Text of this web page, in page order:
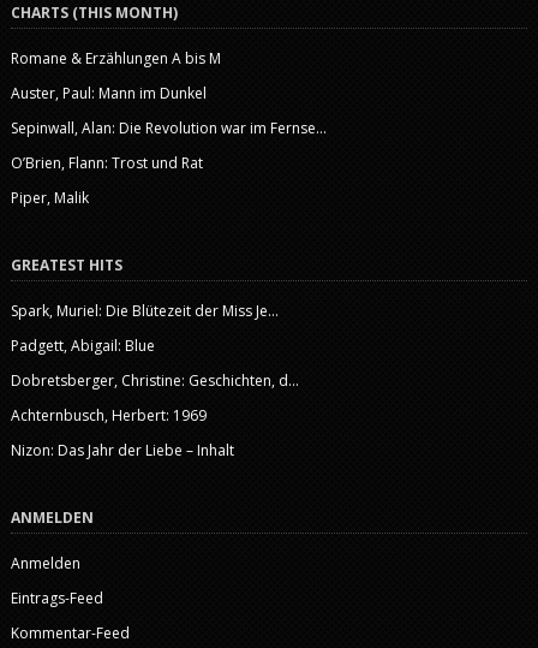
CHARTS (THIS MONTH)
Romane & Erzählungen A bis M
Auster, Paul: Mann im Dunkel
Sepinwall, Alan: Die Revolution war im Fernse...
O’Brien, Flann: Trost und Rat
Piper, Malik
GREATEST HITS
Spark, Muriel: Die Blütezeit der Miss Je...
Padgett, Abigail: Blue
Dobretsberger, Christine: Geschichten, d...
Achternbusch, Herbert: 1969
Nizon: Das Jahr der Liebe – Inhalt
ANMELDEN
Anmelden
Eintrags-Feed
Kommentar-Feed